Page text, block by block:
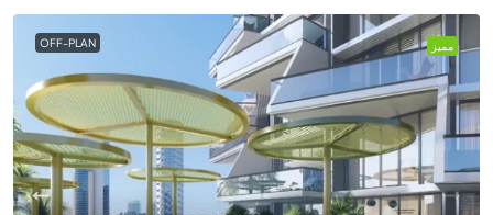
مميز OFF-PLAN